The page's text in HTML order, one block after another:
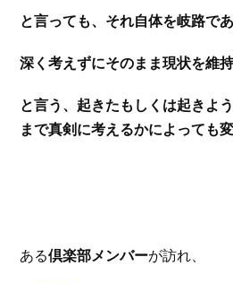
と言っても、それ自体を岐路で
深く考えずにそのまま現状を維
と言う、起きたもしくは起きよ
まで真剣に考えるかによっても
ある倶楽部メンバーが訪れ、